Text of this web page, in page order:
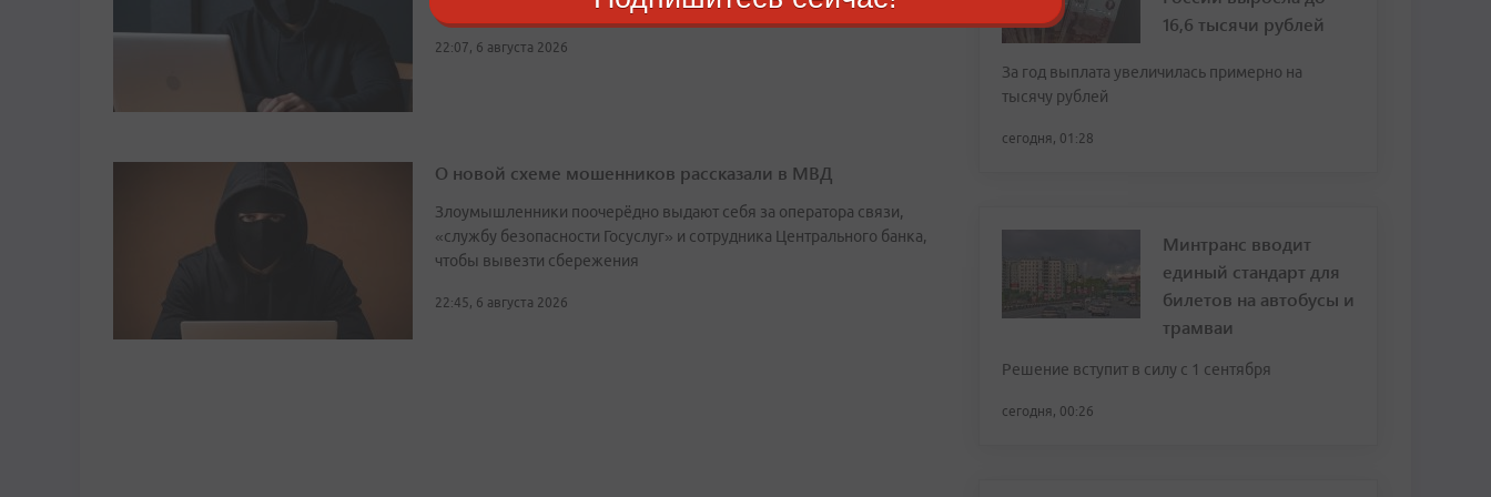
Аферисты используют доверие детей и их увлечение играми
22:07, 6 августа 2026
О новой схеме мошенников рассказали в МВД
Злоумышленники поочерёдно выдают себя за оператора связи,
«службу безопасности Госуслуг» и сотрудника Центрального банка,
чтобы вывезти сбережения
22:45, 6 августа 2026
16,6 тысячи рублей
За год выплата увеличилась примерно на
тысячу рублей
сегодня, 01:28
Минтранс вводит
единый стандарт для
билетов на автобусы и
трамваи
Решение вступит в силу с 1 сентября
сегодня, 00:26